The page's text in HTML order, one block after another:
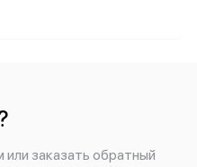
заказать обратный